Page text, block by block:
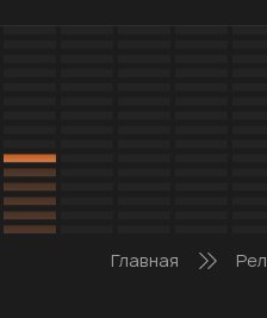
Главная